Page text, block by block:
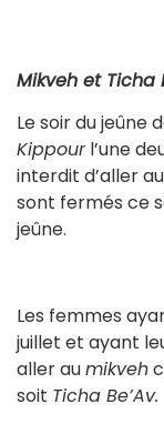
Mikveh et Ticha
Le soir du jeûne
Kippourl’une
interdit d’aller au
sont fermés ce
jeûne.
Les femmes
juillet et ayant
aller aumikveh
soit Ticha Be’Av.